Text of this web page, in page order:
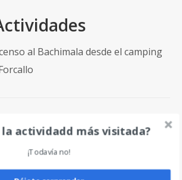
al Bachimala desde el camping
El Forcallo
la actividadd más visitada?
¡Todavía no!